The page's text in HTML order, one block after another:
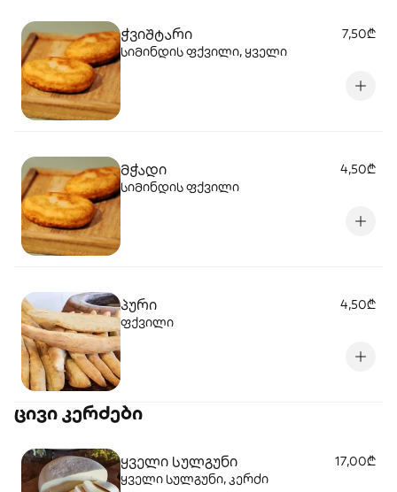
ჭვიშტარი
7,50₾
სიმინდის ფქვილი, ყველი
მჭადი
4,50₾
სიმინდის ფქვილი
პური
4,50₾
ფქვილი
ცივი კერძები
ყველი სულგუნი
17,00₾
ყველი სულგუნი, კერძი